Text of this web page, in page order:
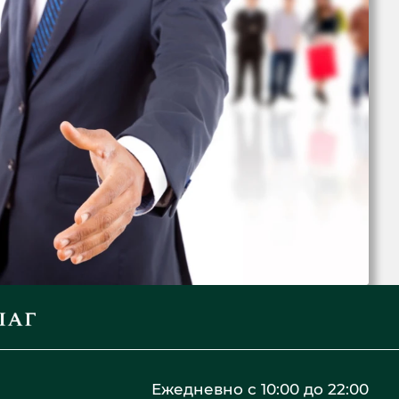
путем, а также отстоять Ваши интересы в
Ежедневно с 10:00 до 22:00